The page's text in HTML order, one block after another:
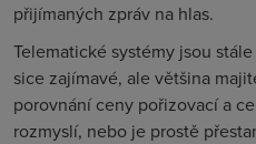
přijímaných zpráv na hlas.
Telematické systémy jsou
sice zajímavé, ale většina
porovnání ceny pořizovací a
rozmyslí, nebo je prostě